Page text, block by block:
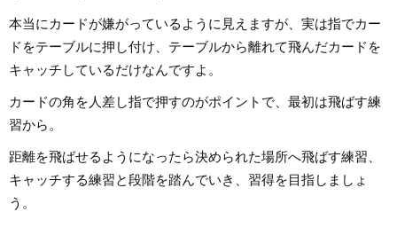
本当にカードが嫌がっているように見えますが、実は指でカー
ドをテーブルに押し付け、テーブルから離れて飛んだカードを
キャッチしているだけなんですよ。
カードの角を人差し指で押すのがポイントで、最初は飛ばす練
習から。
距離を飛ばせるようになったら決められた場所へ飛ばす練習、
キャッチする練習と段階を踏んでいき、習得を目指しましょ
う。